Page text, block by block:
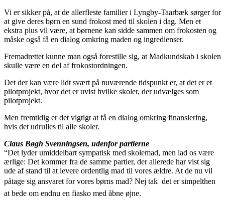
Vi er sikker på, at de allerfleste familier i Lyngby-Taarbæk sørger for
at give deres børn en sund frokost med til skolen i dag. Men et
ekstra plus vil være, at børnene kan sidde sammen om frokosten og
måske også få en dialog omkring maden og ingredienser.
Fremadrettet kunne man også forestille sig, at Madkundskab i skolen
skulle være en del af frokostordningen.
Det der kan være lidt svært på nuværende tidspunkt er, at det er et
pilotprojekt, hvor det er uvist hvilke skoler, der udvælges som
pilotprojekt.
Men fremtidig er det vigtigt at få en dialog omkring finansiering,
hvis det udrulles til alle skoler.
Claus Bøgh Svenningsen, udenfor partierne
“Det lyder umiddelbart sympatisk med skolemad, men lad os være
ærlige: Det kommer fra de samme partier, der allerede har vist sig
ude af stand til at levere ordentlig mad til vores ældre. At de nu vil
påtage sig ansvaret for vores børns mad? Nej tak  det er simpelthen
at bede om endnu en fiasko med åbne øjne.